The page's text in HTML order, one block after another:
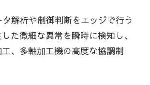
解析や制御判断をエッジで行う
た微細な異常を瞬時に検知し、
、多軸加工機の高度な協調制